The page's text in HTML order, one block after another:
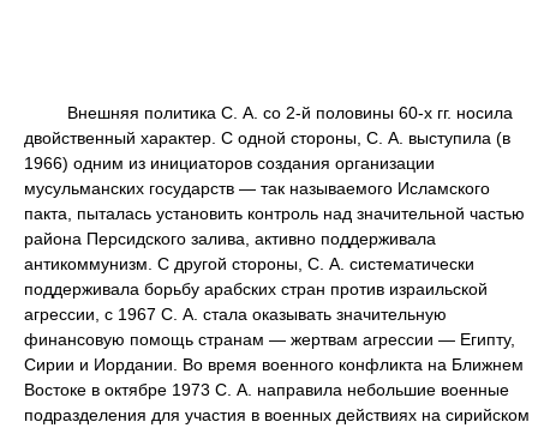
Внешняя политика С. А. со 2-й половины 60-х гг. носила
двойственный характер. С одной стороны, С. А. выступила (в
1966) одним из инициаторов создания организации
мусульманских государств — так называемого Исламского
пакта, пыталась установить контроль над значительной частью
района Персидского залива, активно поддерживала
антикоммунизм. С другой стороны, С. А. систематически
поддерживала борьбу арабских стран против израильской
агрессии, с 1967 С. А. стала оказывать значительную
финансовую помощь странам — жертвам агрессии — Египту,
Сирии и Иордании. Во время военного конфликта на Ближнем
Востоке в октябре 1973 С. А. направила небольшие военные
подразделения для участия в военных действиях на сирийском